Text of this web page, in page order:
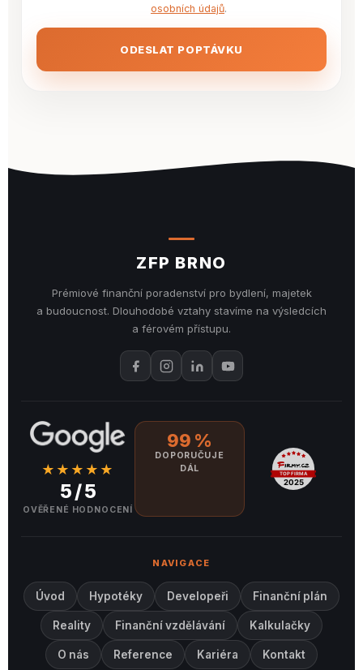
osobních údajů.
ODESLAT POPTÁVKU
ZFP BRNO
Prémiové finanční poradenství pro bydlení, majetek
a budoucnost. Dlouhodobé vztahy stavíme na výsledcích
a férovém přístupu.
★★★★★
5 / 5
OVĚŘENÉ HODNOCENÍ
99 %
DOPORUČUJE
DÁL
NAVIGACE
Úvod Hypotéky Developeři Finanční plán
Reality Finanční vzdělávání Kalkulačky
O nás Reference Kariéra Kontakt